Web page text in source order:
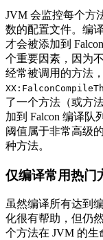
JVM 会监控每个方
数的配置文件。编
才会被添加到
个重要因素，因为
经常被调用的方法
了一个方法（或方
加到 Falcon 编译队
阈值属于非常高级
种方法。
仅编译常用热门
虽然编译所有达到
化很有帮助，但仍
个方法在 JVM 的